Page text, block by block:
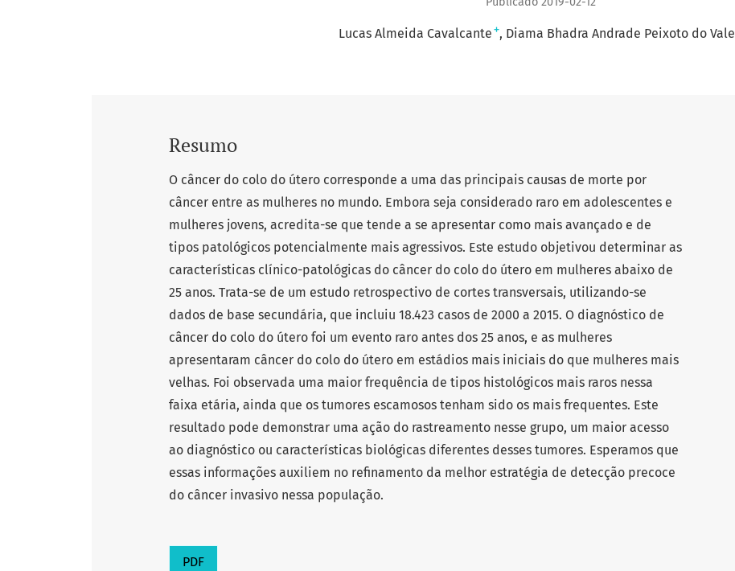
Lucas Almeida Cavalcante + Diama Bhadra Andrade Peixoto do Vale
Resumo
O câncer do colo do útero corresponde a uma das principais causas de morte por
câncer entre as mulheres no mundo. Embora seja considerado raro em adolescentes e
mulheres jovens, acredita-se que tende a se apresentar como mais avançado e de
tipos patológicos potencialmente mais agressivos. Este estudo objetivou determinar as
características clínico-patológicas do câncer do colo do útero em mulheres abaixo de
25 anos. Trata-se de um estudo retrospectivo de cortes transversais, utilizando-se
dados de base secundária, que incluiu 18.423 casos de 2000 a 2015. O diagnóstico de
câncer do colo do útero foi um evento raro antes dos 25 anos, e as mulheres
apresentaram câncer do colo do útero em estádios mais iniciais do que mulheres mais
velhas. Foi observada uma maior frequência de tipos histológicos mais raros nessa
faixa etária, ainda que os tumores escamosos tenham sido os mais frequentes. Este
resultado pode demonstrar uma ação do rastreamento nesse grupo, um maior acesso
ao diagnóstico ou características biológicas diferentes desses tumores. Esperamos que
essas informações auxiliem no refinamento da melhor estratégia de detecção precoce
do câncer invasivo nessa população.
PDF